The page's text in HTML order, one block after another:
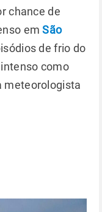
chance de
emSão
de frio do
como
meteorologista